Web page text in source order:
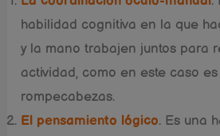
habilidad cognitiva en la que
y la mano trabajen juntos para
actividad, como en este caso
rompecabezas.
El pensamiento lógico. Es una